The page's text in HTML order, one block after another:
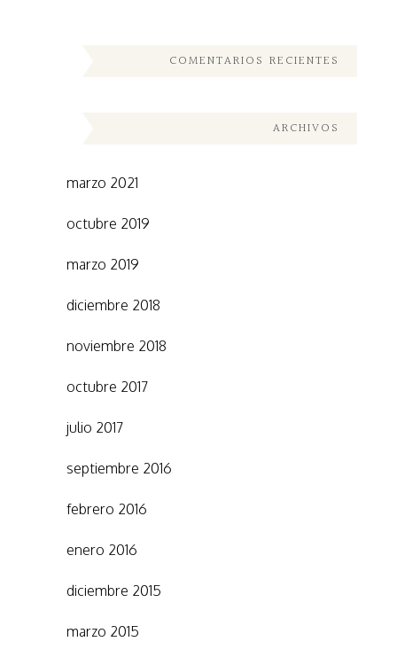
COMENTARIOS RECIENTES
ARCHIVOS
marzo 2021
octubre 2019
marzo 2019
diciembre 2018
noviembre 2018
octubre 2017
julio 2017
septiembre 2016
febrero 2016
enero 2016
diciembre 2015
marzo 2015